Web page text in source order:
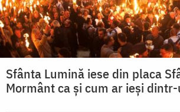
Sfânta Lumină iese din placa
Mormânt ca și cum ar ieși